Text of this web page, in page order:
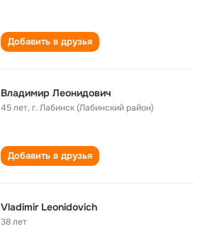
Добавить в друзья
Владимир Леонидович
45 лет,г. Лабинск (Лабинский район)
Добавить в друзья
Vladimir Leonidovich
38 лет